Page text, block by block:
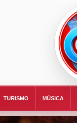
TURISMO MÚSICA